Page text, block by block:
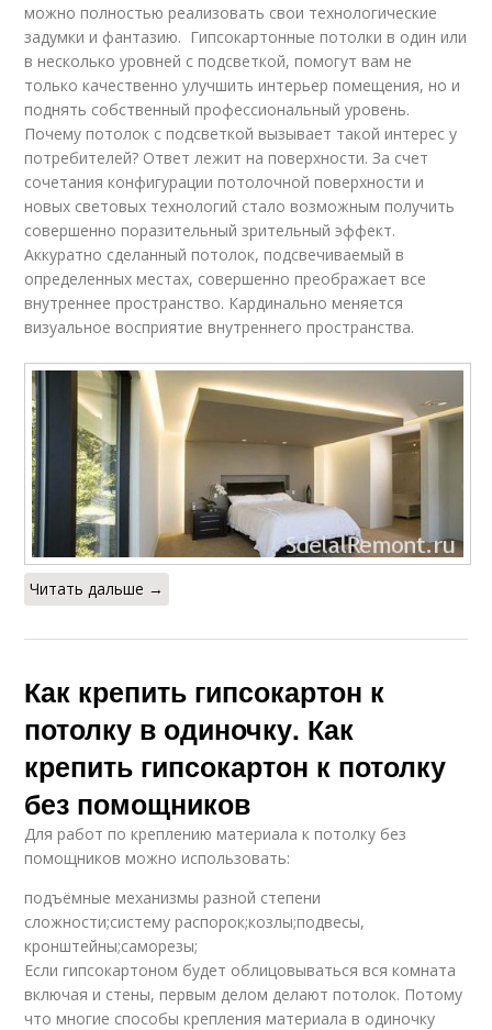
можно полностью реализовать свои технологические
задумки и фантазию. Гипсокартонные потолки в один или
в несколько уровней с подсветкой, помогут вам не
только качественно улучшить интерьер помещения, но и
поднять собственный профессиональный уровень.
Почему потолок с подсветкой вызывает такой интерес у
потребителей? Ответ лежит на поверхности. За счет
сочетания конфигурации потолочной поверхности и
новых световых технологий стало возможным получить
совершенно поразительный зрительный эффект.
Аккуратно сделанный потолок, подсвечиваемый в
определенных местах, совершенно преображает все
внутреннее пространство. Кардинально меняется
визуальное восприятие внутреннего пространства.
Читать дальше →
Как крепить гипсокартон к
потолку в одиночку. Как
крепить гипсокартон к потолку
без помощников
Для работ по креплению материала к потолку без
помощников можно использовать:
подъёмные механизмы разной степени
сложности;систему распорок;козлы;подвесы,
кронштейны;саморезы;
Если гипсокартоном будет облицовываться вся комната
включая и стены, первым делом делают потолок. Потому
что многие способы крепления материала в одиночку